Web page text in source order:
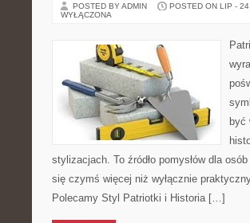
POSTED BY ADMIN POSTED ON LIP -
WYŁĄCZONA
być
stylizacjach. To źródło pomysłów dla
się czymś więcej niż wyłącznie
Polecamy Styl Patriotki i Historia […]